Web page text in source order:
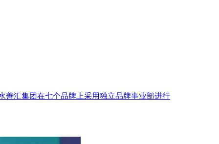
善汇集团在七个品牌上采用独立品牌事业部进行